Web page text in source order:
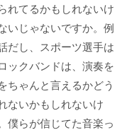
れてるかもしれないけ
いじゃないですか。例
だし、スポーツ選手は
ックバンドは、演奏を
ちゃんと言えるかどう
ないかもしれないけ
僕らが信じてた音楽っ